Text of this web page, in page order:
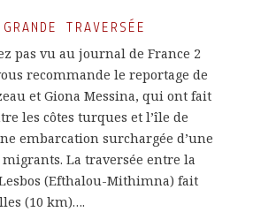
GRANDE TRAVERSÉE
pas vu au journal de France 2
recommande le reportage de
et Giona Messina, qui ont fait
les côtes turques et l’île de
embarcation surchargée d’une
La traversée entre la
(Efthalou-Mithimna) fait
(10 km)….